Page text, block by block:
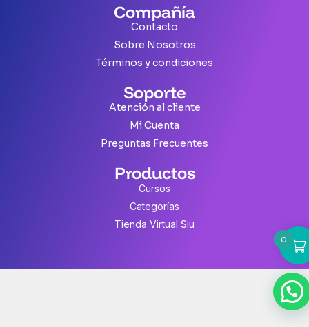
Compañía
Contacto
Sobre Nosotros
Términos y condiciones
Soporte
Atención al cliente
Mi Cuenta
Preguntas Frecuentes
Productos
Cursos
Categorías
Tienda Virtual Siu
0